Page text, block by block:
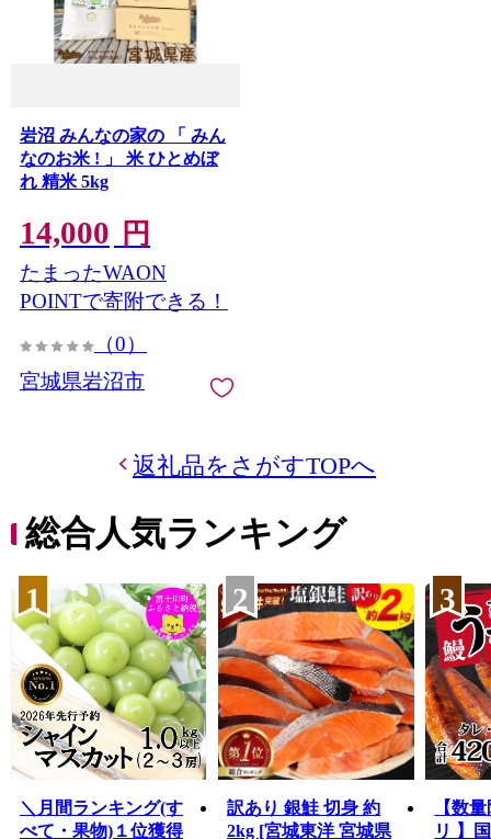
岩沼 みんなの家の 「 みん
なのお米 ! 」 米 ひとめぼ
れ 精米 5kg
14,000 円
たまったWAON
POINTで寄附できる！
（0）
宮城県岩沼市
返礼品をさがすTOPへ
総合人気ランキング
1
＼月間ランキング(す
べて・果物)１位獲得
2
訳あり 銀鮭 切身 約
2kg [宮城東洋 宮城県
3
【数
リ 】